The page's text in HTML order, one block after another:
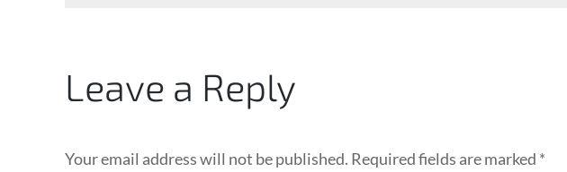
Leave a Reply
Your email address will not be published. Required fields are marked *